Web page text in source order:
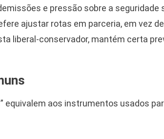
e pressão sobre a seguridade
ajustar rotas em parceria, em vez
liberal-conservador, mantém certa
equivalem aos instrumentos usados